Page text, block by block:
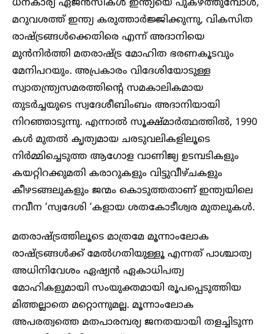
ധനകാര്യ ഏജൻസികൾ ഇന്ത്യയെ പുകഴ്ത്തുമ്പോൾ,
മറുവശത്ത് ഇന്ത്യ കരുത്താർജ്ജിക്കുന്നു, വികസിത
രാഷ്ട്രങ്ങൾക്കെതിരെ എന്ന് അദാനിയെ
മുൻനിർത്തി മതരാഷ്ട്ര മോഹിത ഭരണകൂടവും
മേനിപറയും. അപ്രകാരം വിദേശിയോടുള്ള
സ്വാതന്ത്ര്യസമരത്തിന്റെ സമകാലികമായ
തുടർച്ചയുടെ സ്വദേശീബിംബം അദാനിയായി
നിറഞ്ഞാടുന്നു. എന്നാൽ സൂക്ഷ്മാർത്ഥത്തിൽ, 1990
കൾ മുതൽ കൃത്യമായ ചരടുവലികളിലൂടെ
നിർമ്മിച്ചെടുത്ത ആഗോള വാണിജ്യ ഉടമ്പടികളും
കയറ്റിറക്കുമതി കരാറുകളും വിട്ടുവീഴ്ചകളും
കീഴടങ്ങലുകളും ജന്മം കൊടുത്തതാണ് ഇന്ത്യയിലെ
നവീന ‘സ്വദേശി ‘കളായ ശതകോടീശ്വര മുതലുകൾ.
മതരാഷ്ട്രത്തിലൂടെ മാത്രമേ മൂന്നാംലോക
രാഷ്ട്രങ്ങൾക്ക് മേൽഗതിയുള്ളൂ എന്നത് പാശ്ചാത്യ
അധിനിവേശം ഏഷ്യൻ ഏകാധിപത്യ
മോഹികളുമായി സംയുക്തമായി രൂപപ്പെടുത്തിയ
മിത്തല്ലാതെ മറ്റൊന്നുമല്ല. മൂന്നാംലോക
അപരത്വത്തെ മതപാരമ്പര്യ ജനതയായി തളച്ചിടുന്ന